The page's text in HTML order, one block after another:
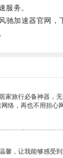
服务。
加速器官网，
家旅行必备神器，
络，再也不用担心
馨，让我能够感受到